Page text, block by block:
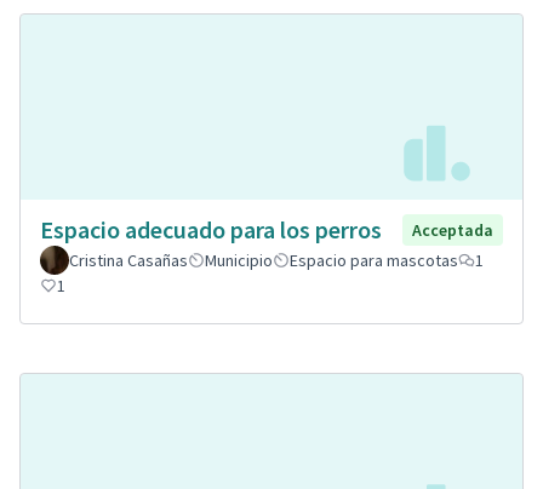
Espacio adecuado para los perros
Acceptada
Cristina Casañas
Municipio Espacio para mascotas
1
1